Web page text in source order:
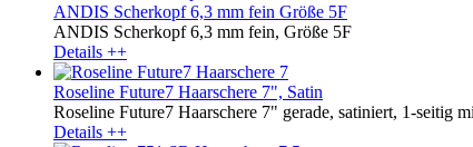
ANDIS Scherkopf 6,3 mm fein Größe 5F
ANDIS Scherkopf 6,3 mm fein, Größe 5F
Details ++
Roseline Future7 Haarschere 7", Satin
Roseline Future7 Haarschere 7" gerade, satiniert, 1-seitig
Details ++